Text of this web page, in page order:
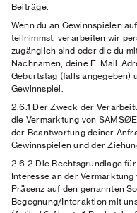
Beiträge.
Wenn du an Gewinnspielen
teilnimmst, verarbeiten wir
zugänglich sind oder die du
Nachnamen, deine E-Mail-
Geburtstag (falls angegeben)
Gewinnspiel.
2.6.1 Der Zweck der
die Vermarktung von
der Beantwortung deiner
Gewinnspielen und der
2.6.2 Die Rechtsgrundlage
Interesse an der
Präsenz auf den genannten
Begegnung/Interaktion mit